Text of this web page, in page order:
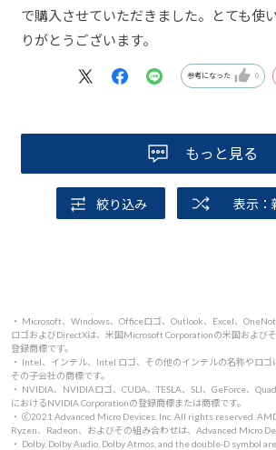
で購入させていただきました。とても使
りがとうございます。
参考になった 0
もっと見る
絞り込み 表示：
・ Microsoft、Windows、Officeロゴ、Outlook、Excel、
ロゴおよびDirectXは、米国Microsoft Corporationの米国および
登録商標です。
・ Intel、インテル、Intel ロゴ、その他のインテルの名称やロ
その子会社の商標です。
・ NVIDIA、NVIDIAロゴ、CUDA、TESLA、SLI、GeForce、
におけるNVIDIA Corporationの登録商標または商標です。
・ 🄫2021 Advanced Micro Devices, Inc. All rights reserved.
Ryzen、Radeon、およびその組み合わせは、Advanced Micro
・ Dolby, Dolby Audio, Dolby Atmos, and the double-D symbol